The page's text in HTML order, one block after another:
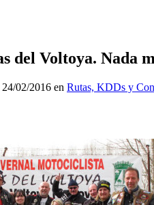
del Voltoya. Nada
24/02/2016 en Rutas, KDDs y